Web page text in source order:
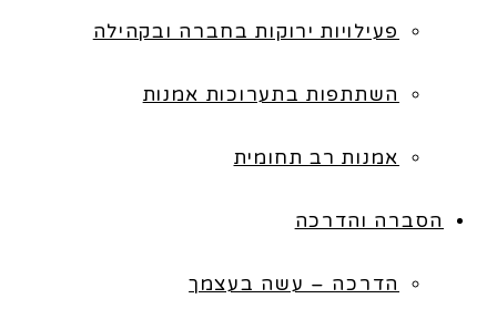
פעילויות ירוקות בחברה ובקהילה
השתתפות בתערוכות אמנות
אמנות רב תחומית
הסברה והדרכה
הדרכה – עשה בעצמך